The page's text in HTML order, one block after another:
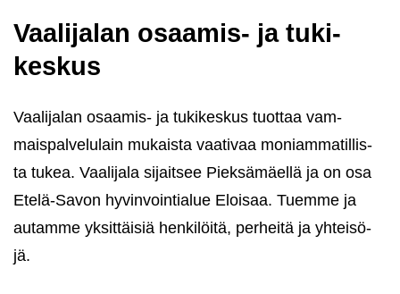
Vaa­li­ja­lan osaamis-​ ja tu­ki­
kes­kus
Vaa­li­ja­lan osaamis-​ ja tu­ki­kes­kus tuot­taa vam­
mais­pal­ve­lu­lain mu­kais­ta vaa­ti­vaa mo­niam­ma­til­lis­
ta tukea. Vaa­li­ja­la si­jait­see Piek­sä­mäel­lä ja on osa
Etelä-​Savon hy­vin­voin­tia­lue Eloi­saa. Tuem­me ja
au­tam­me yk­sit­täi­siä hen­ki­löi­tä, per­hei­tä ja yh­tei­sö­
jä.